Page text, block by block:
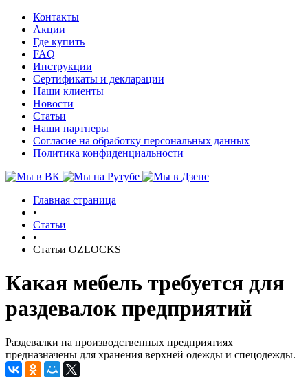
Контакты
Акции
Где купить
FAQ
Инструкции
Сертификаты и декларации
Наши клиенты
Новости
Статьи
Наши партнеры
Согласие на обработку персональных данных
Политика конфиденциальности
Главная страница
•
Статьи
•
Статьи OZLOCKS
Какая мебель требуется для
раздевалок предприятий
Раздевалки на производственных предприятиях
предназначены для хранения верхней одежды и спецодежды.